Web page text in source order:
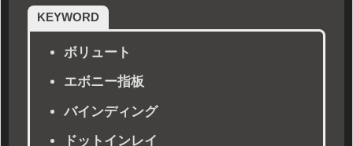
KEYWORD
ボリュート
エボニー指板
バインディング
ドットインレイ